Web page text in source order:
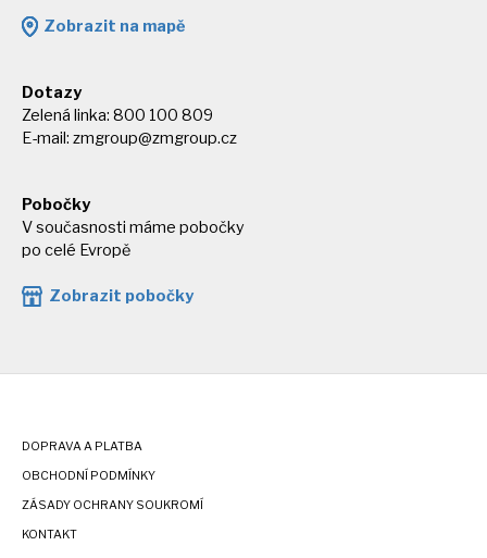
Zobrazit na mapě
Dotazy
Zelená linka: 800 100 809
E-mail: zmgroup@zmgroup.cz
Pobočky
V současnosti máme pobočky
po celé Evropě
Zobrazit pobočky
DOPRAVA A PLATBA
OBCHODNÍ PODMÍNKY
ZÁSADY OCHRANY SOUKROMÍ
KONTAKT